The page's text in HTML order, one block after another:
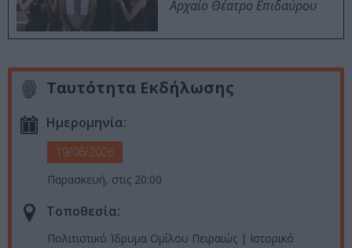
Αρχαίο Θέατρο Επιδαύρου
Ταυτότητα Εκδήλωσης
Ημερομηνία:
19/06/2026
Παρασκευή, στις 20:00
Τοποθεσία:
Πολιτιστικό Ίδρυμα Ομίλου Πειραιώς | Ιστορικό